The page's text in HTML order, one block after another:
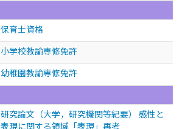
保育士資格
小学校教諭専修免許
幼稚園教諭専修免許
研究論文（大学，研究機関等紀要） 感性と
表現に関する領域「表現」再考